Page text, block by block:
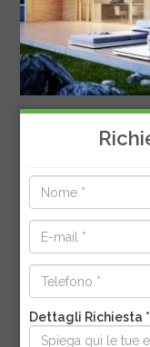
Dettagli Richiesta *